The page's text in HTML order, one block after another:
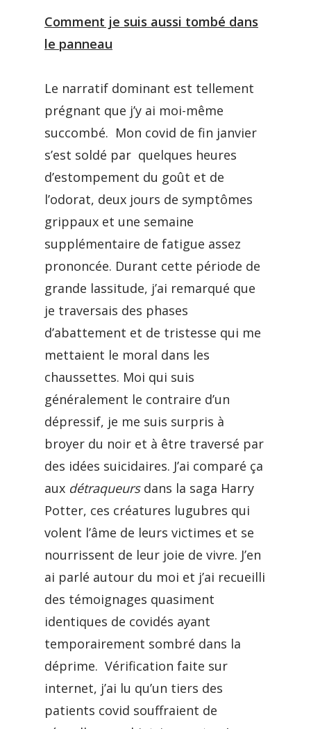
Comment je suis aussi tombé dans
le panneau
Le narratif dominant est tellement
prégnant que j’y ai moi-même
succombé. Mon covid de fin janvier
s’est soldé par quelques heures
d’estompement du goût et de
l’odorat, deux jours de symptômes
grippaux et une semaine
supplémentaire de fatigue assez
prononcée. Durant cette période de
grande lassitude, j’ai remarqué que
je traversais des phases
d’abattement et de tristesse qui me
mettaient le moral dans les
chaussettes. Moi qui suis
généralement le contraire d’un
dépressif, je me suis surpris à
broyer du noir et à être traversé par
des idées suicidaires. J’ai comparé ça
aux détraqueurs dans la saga Harry
Potter, ces créatures lugubres qui
volent l’âme de leurs victimes et se
nourrissent de leur joie de vivre. J’en
ai parlé autour du moi et j’ai recueilli
des témoignages quasiment
identiques de covidés ayant
temporairement sombré dans la
déprime. Vérification faite sur
internet, j’ai lu qu’un tiers des
patients covid souffraient de